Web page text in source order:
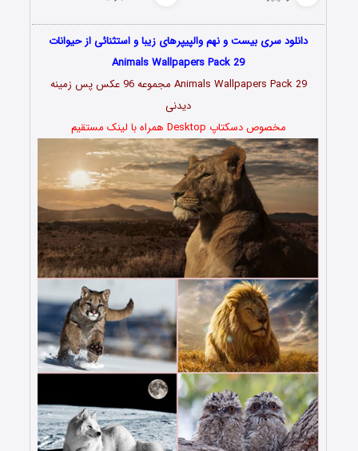
دانلود سری بیست و نهم والپیپرهای زیبا و استثنائی از حیوانات
Animals Wallpapers Pack 29
Animals Wallpapers Pack 29 مجموعه 96 عکس پس زمینه
دیدنی
مخصوص دسکتاپ Desktop همراه با لینک مستقیم